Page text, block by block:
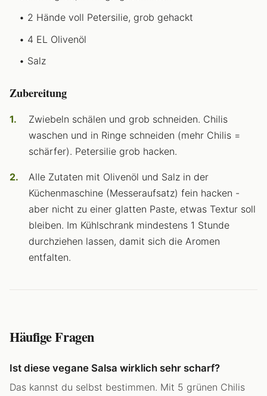
2 Hände voll Petersilie, grob gehackt
4 EL Olivenöl
Salz
Zubereitung
Zwiebeln schälen und grob schneiden. Chilis
waschen und in Ringe schneiden (mehr Chilis =
schärfer). Petersilie grob hacken.
Alle Zutaten mit Olivenöl und Salz in der
Küchenmaschine (Messeraufsatz) fein hacken -
aber nicht zu einer glatten Paste, etwas Textur soll
bleiben. Im Kühlschrank mindestens 1 Stunde
durchziehen lassen, damit sich die Aromen
entfalten.
Häufige Fragen
Ist diese vegane Salsa wirklich sehr scharf?
Das kannst du selbst bestimmen. Mit 5 grünen Chilis